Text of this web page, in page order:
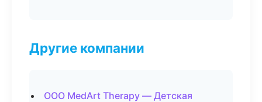
Другие компании
ООО MedArt Therapy — Детская